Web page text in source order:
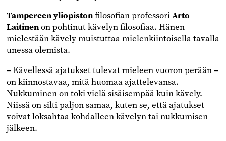
Tampereen yliopistonfilosofian professoriArto
Laitinenon pohtinut kävelyn filosofiaa. Hänen
mielestään kävely muistuttaa mielenkiintoisella tavalla
unessa olemista.
– Kävellessä ajatukset tulevat mieleen vuoron perään –
on kiinnostavaa, mitä huomaa ajattelevansa.
Nukkuminen on toki vielä sisäisempää kuin kävely.
Niissä on silti paljon samaa, kuten se, että ajatukset
voivat loksahtaa kohdalleen kävelyn tai nukkumisen
jälkeen.